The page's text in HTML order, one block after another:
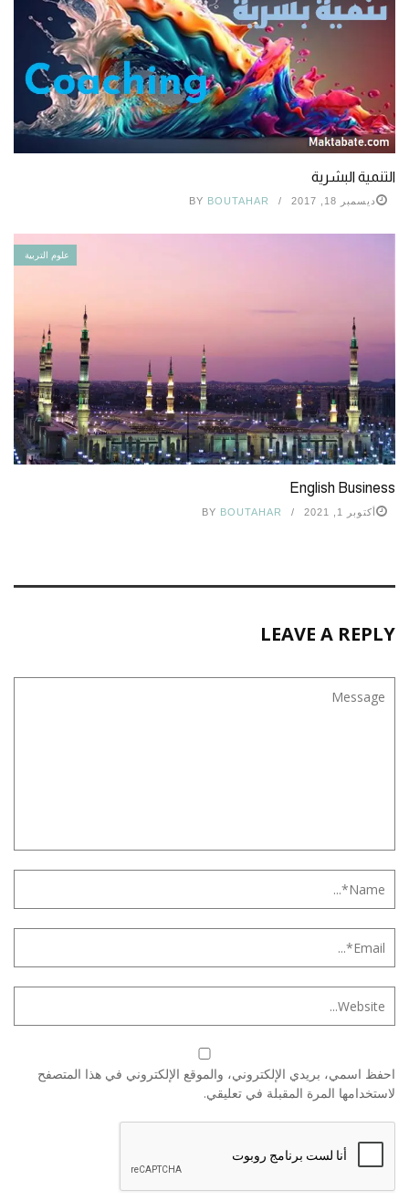
التنمية البشرية
ديسمبر 18, 2017 BY BOUTAHAR
علوم التربية
English Business
أكتوبر 1, 2021 BY BOUTAHAR
LEAVE A REPLY
احفظ اسمي، بريدي الإلكتروني، والموقع الإلكتروني في هذا المتصفح
لاستخدامها المرة المقبلة في تعليقي.